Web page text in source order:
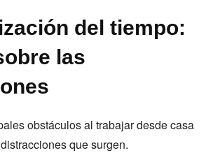
del tiempo:
las
obstáculos al trabajar desde casa
que surgen.